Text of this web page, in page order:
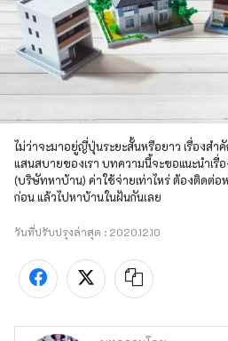
ไม่ว่าจะมาอยู่ญี่ปุ่นระยะสั้นหรือยาว เรื่องสำ
แสนสบายของเรา บทความนี้จะขอแนะนำเรื่
(บริษัทหาบ้าน) ค่าใช้จ่ายเท่าไหร่ ต้องติดต่อ
ก่อน แล้วไปหาบ้านในฝันกันเลย
วันที่ปรับปรุงล่าสุด : 2020.12.10